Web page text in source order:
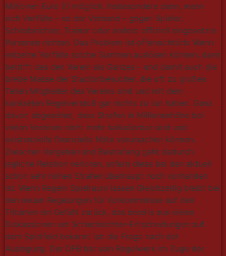
Millionen Euro (!) möglich. Insbesondere dann, wenn
sich Vorfälle – so der Verband – gegen Spieler,
Schiedsrichter, Trainer oder andere offiziell eingesetzte
Personen richten. Das Problem ist offensichtlich: Wenn
einzelne Vorfälle solche Summen auslösen können, dann
betrifft das den Verein als Ganzes – und damit auch die
breite Masse der Stadionbesucher, die oft zu großen
Teilen Mitglieder des Vereins sind und mit dem
konkreten Regelverstoß gar nichts zu tun haben. Ganz
davon abgesehen, dass Strafen in Millionenhöhe bei
vielen Vereinen nicht mehr kalkulierbar sind und
existenzielle finanzielle Nöte verursachen können.
Zwischen Vergehen und Bestrafung geht dadurch
jegliche Relation verloren, sofern diese bei den aktuell
schon sehr hohen Strafen überhaupt noch vorhanden
ist. Wenn Regeln Spielraum lassen Gleichzeitig bleibt bei
den neuen Regelungen für Vorkommnisse auf den
Tribünen ein Gefühl zurück, das bereits aus vielen
Diskussionen um Schiedsrichter-Entscheidungen auf
dem Spielfeld bekannt ist: die Frage nach der
Auslegung. Der DFB hat sein Regelwerk im Zuge der